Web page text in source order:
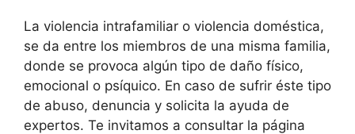
La violencia intrafamiliar o violencia doméstica,
se da entre los miembros de una misma familia,
donde se provoca algún tipo de daño físico,
emocional o psíquico. En caso de sufrir éste tipo
de abuso, denuncia y solicita la ayuda de
expertos. Te invitamos a consultar la página